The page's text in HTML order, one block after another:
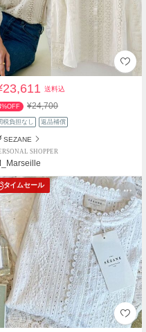
送料込
¥24,700
税負担なし 返品補償
SEZANE
SHOPPER
タイムセール